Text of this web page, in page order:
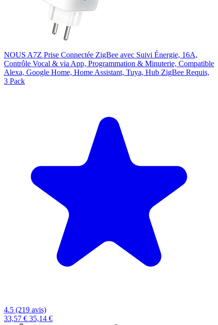
NOUS A7Z Prise Connectée ZigBee avec Suivi Énergie, 16A,
Contrôle Vocal & via App, Programmation & Minuterie, Compatible
Alexa, Google Home, Home Assistant, Tuya, Hub ZigBee Requis,
3 Pack
4.5 (219 avis)
33,57 € 35,14 €